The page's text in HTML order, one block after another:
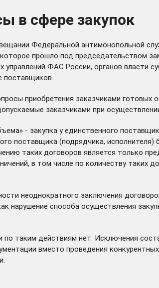
в сфере закупок
Федеральной антимонопольной
прошло под председательством
ФАС России, органов власти
поставщиков.
приобретения заказчиками
заказчиками при
- закупка у единственного
поставщика (подрядчика, исполнителя)
таких договоров является только
в том числе по количеству таких
неоднократного заключения
способа осуществления
таким действиям нет. Исключения
вместо проведения